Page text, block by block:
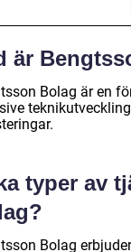
är
Bolag är en
typer av
Bolag